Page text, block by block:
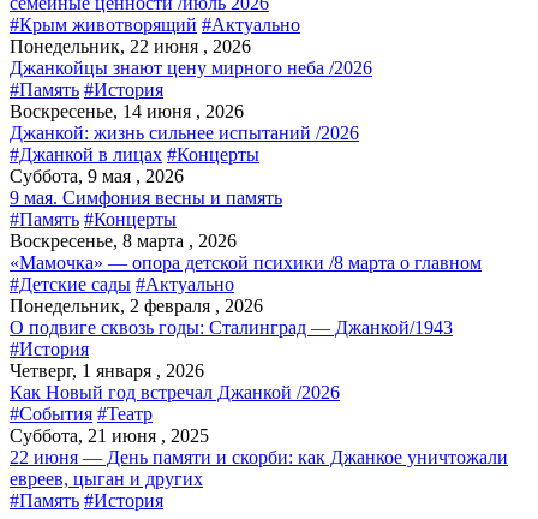
#Крым животворящий #Актуально
Понедельник, 22 июня , 2026
Джанкойцы знают цену мирного неба /2026
#Память #История
Воскресенье, 14 июня , 2026
Джанкой: жизнь сильнее испытаний /2026
#Джанкой в лицах #Концерты
Суббота, 9 мая , 2026
9 мая. Симфония весны и память
#Память #Концерты
Воскресенье, 8 марта , 2026
«Мамочка» — опора детской психики /8 марта о главном
#Детские сады #Актуально
Понедельник, 2 февраля , 2026
О подвиге сквозь годы: Сталинград — Джанкой/1943
#История
Четверг, 1 января , 2026
Как Новый год встречал Джанкой /2026
#События #Театр
Суббота, 21 июня , 2025
22 июня — День памяти и скорби: как Джанкое уничтожали
евреев, цыган и других
#Память #История